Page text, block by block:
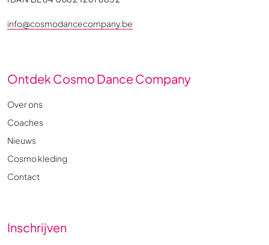
info@cosmodancecompany.be
Ontdek Cosmo Dance Company
Over ons
Coaches
Nieuws
Cosmo kleding
Contact
Inschrijven